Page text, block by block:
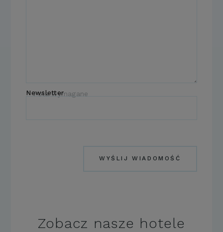
* Pola wymagane
Newsletter
WYŚLIJ WIADOMOŚĆ
Zobacz nasze hotele